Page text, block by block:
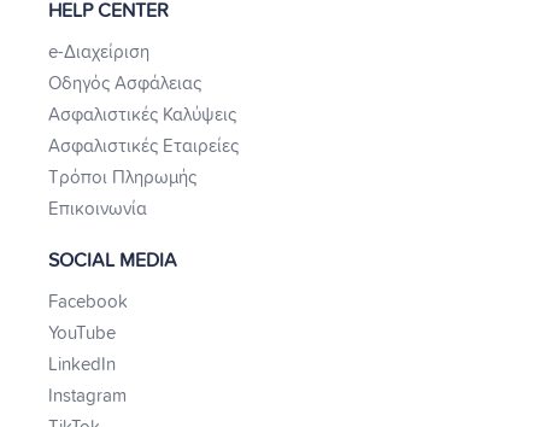
HELP CENTER
e-Διαχείριση
Οδηγός Ασφάλειας
Ασφαλιστικές Καλύψεις
Ασφαλιστικές Εταιρείες
Τρόποι Πληρωμής
Επικοινωνία
SOCIAL MEDIA
Facebook
YouTube
LinkedIn
Instagram